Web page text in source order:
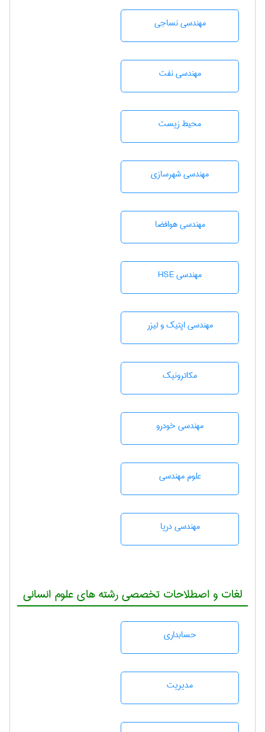
مهندسي نساجی
مهندسی نفت
محيط زيست
مهندسی شهرسازی
مهندسی هوافضا
مهندسی HSE
مهندسی اپتیک و لیزر
مکاترونیک
مهندسی خودرو
علوم مهندسی
مهندسی دریا
لغات و اصطلاحات تخصصی رشته های علوم انسانی
حسابداری
مديريت